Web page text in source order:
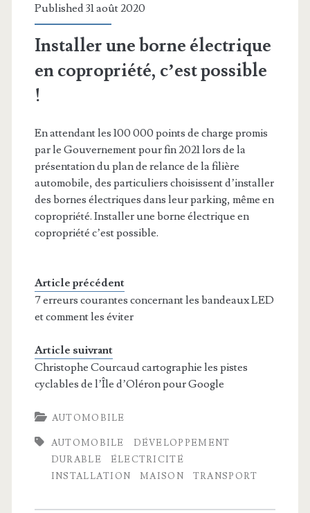
Published 31 août 2020
Installer une borne électrique
en copropriété, c’est possible
!
En attendant les 100 000 points de charge promis
par le Gouvernement pour fin 2021 lors de la
présentation du plan de relance de la filière
automobile, des particuliers choisissent d’installer
des bornes électriques dans leur parking, même en
copropriété. Installer une borne électrique en
copropriété c’est possible.
Article précédent
7 erreurs courantes concernant les bandeaux LED
et comment les éviter
Article suivrant
Christophe Courcaud cartographie les pistes
cyclables de l’Île d’Oléron pour Google
AUTOMOBILE
AUTOMOBILE
DÉVELOPPEMENT
DURABLE
ÉLECTRICITÉ
INSTALLATION
MAISON TRANSPORT